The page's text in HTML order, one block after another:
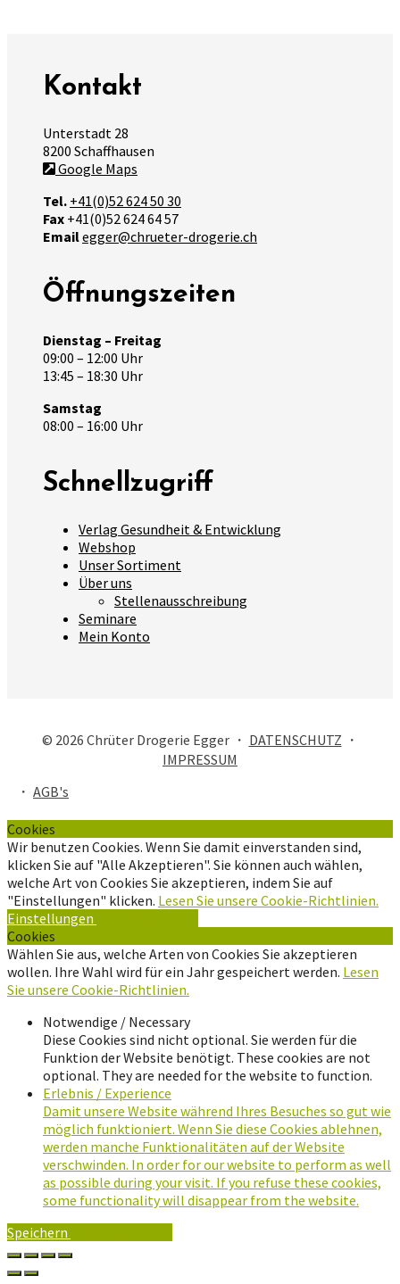
Kontakt
Unterstadt 28
8200 Schaffhausen
Google Maps
Tel. +41(0)52 624 50 30
Fax +41(0)52 624 64 57
Emailegger@chrueter-drogerie.ch
Öffnungszeiten
Dienstag – Freitag
09:00 – 12:00 Uhr
13:45 – 18:30 Uhr
Samstag
08:00 – 16:00 Uhr
Schnellzugriff
Verlag Gesundheit & Entwicklung
Webshop
Unser Sortiment
Über uns
Stellenausschreibung
Seminare
Mein Konto
© 2026 Chrüter Drogerie Egger ・ DATENSCHUTZ ・
IMPRESSUM
・ AGB's
Cookies
Wir benutzen Cookies. Wenn Sie damit einverstanden sind,
klicken Sie auf "Alle Akzeptieren". Sie können auch wählen,
welche Art von Cookies Sie akzeptieren, indem Sie auf
"Einstellungen" klicken. Lesen Sie unsere Cookie-Richtlinien.
Einstellungen
Cookies
Wählen Sie aus, welche Arten von Cookies Sie akzeptieren
wollen. Ihre Wahl wird für ein Jahr gespeichert werden. Lesen
Sie unsere Cookie-Richtlinien.
Notwendige / Necessary
Diese Cookies sind nicht optional. Sie werden für die
Funktion der Website benötigt. These cookies are not
optional. They are needed for the website to function.
Erlebnis / Experience
Damit unsere Website während Ihres Besuches so gut wie
möglich funktioniert. Wenn Sie diese Cookies ablehnen,
werden manche Funktionalitäten auf der Website
verschwinden. In order for our website to perform as well
as possible during your visit. If you refuse these cookies,
some functionality will disappear from the website.
Speichern